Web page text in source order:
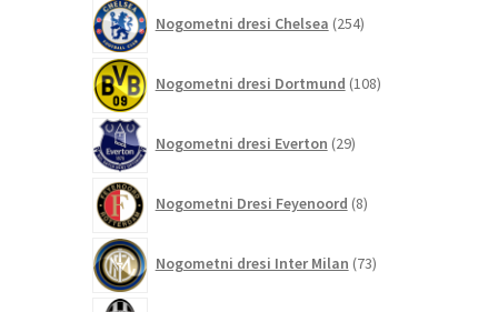
Nogometni dresi Chelsea 254izdelkov
Nogometni dresi Dortmund 108izdelkov
Nogometni dresi Everton 29izdelkov
Nogometni Dresi Feyenoord 8izdelkov
Nogometni dresi Inter Milan 73izdelkov